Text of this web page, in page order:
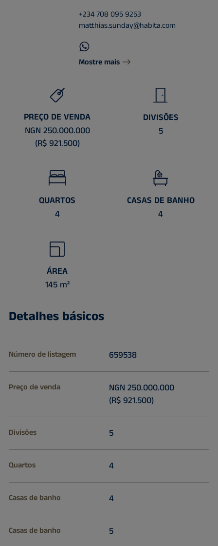
+234 708 095 9253
matthias.sunday@habita.com
Mostre mais
PREÇO DE VENDA
NGN 250.000.000
(R$ 921.500)
DIVISÕES
5
QUARTOS
4
CASAS DE BANHO
4
ÁREA
145 m²
Detalhes básicos
Número de listagem 659538
Preço de venda
NGN 250.000.000
(R$ 921.500)
Divisões 5
Quartos 4
Casas de banho 4
Casas de banho 5